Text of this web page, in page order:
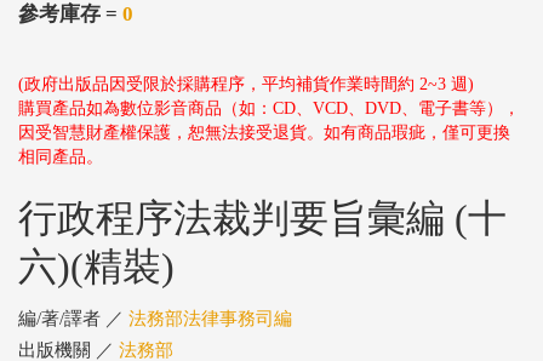
參考庫存 = 0
(政府出版品因受限於採購程序，平均補貨作業時間約 2~3 週)
購買產品如為數位影音商品（如：CD、VCD、DVD、電子書等），
因受智慧財產權保護，恕無法接受退貨。如有商品瑕疵，僅可更換
相同產品。
行政程序法裁判要旨彙編 (十
六)(精裝)
編/著/譯者 ／ 法務部法律事務司編
出版機關 ／ 法務部